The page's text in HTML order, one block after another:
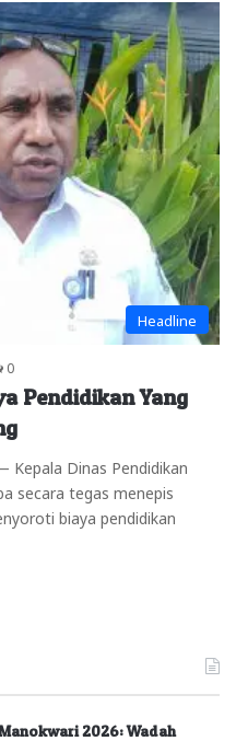
Headline
0
Pendidikan Yang
Kepala Dinas Pendidikan
secara tegas menepis
biaya pendidikan
2026: Wadah